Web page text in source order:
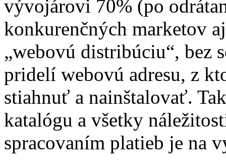
vývojárovi 70% (po
konkurenčných marketov
„webovú distribúciu“, bez
pridelí webovú adresu, z
stiahnuť a nainštalovať.
katalógu a všetky
spracovaním platieb je na